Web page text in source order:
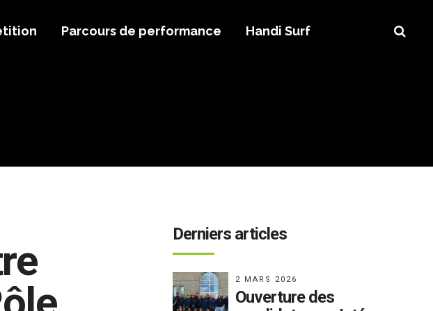
Parcours de performance Handi Surf
Derniers articles
2 MARS 2026
Ouverture des